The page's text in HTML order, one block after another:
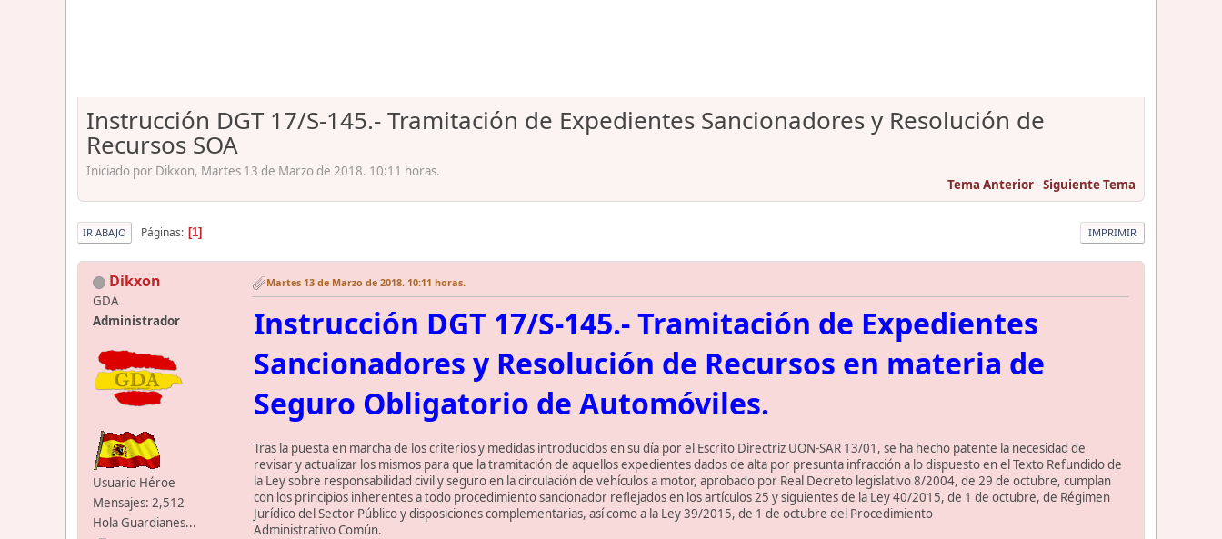
Instrucción DGT 17/S-145.- Tramitación de Expedientes Sancionadores y Resolución de
Recursos SOA
Iniciado por Dikxon, Martes 13 de Marzo de 2018. 10:11 horas.
Tema Anterior-Siguiente Tema
IMPRIMIR
IR ABAJO Páginas 1
Dikxon
GDA
Administrador
Usuario Héroe
Mensajes: 2,512
Hola Guardianes...
Martes 13 de Marzo de 2018. 10:11 horas.
Instrucción DGT 17/S-145.- Tramitación de Expedientes
Sancionadores y Resolución de Recursos en materia de
Seguro Obligatorio de Automóviles.
Tras la puesta en marcha de los criterios y medidas introducidos en su día por el Escrito Directriz UON-SAR 13/01, se ha hecho patente la necesidad de
revisar y actualizar los mismos para que la tramitación de aquellos expedientes dados de alta por presunta infracción a lo dispuesto en el Texto Refundido de
la Ley sobre responsabilidad civil y seguro en la circulación de vehículos a motor, aprobado por Real Decreto legislativo 8/2004, de 29 de octubre, cumplan
con los principios inherentes a todo procedimiento sancionador reflejados en los artículos 25 y siguientes de la Ley 40/2015, de 1 de octubre, de Régimen
Jurídico del Sector Público y disposiciones complementarias, así como a la Ley 39/2015, de 1 de octubre del Procedimiento
Administrativo Común.